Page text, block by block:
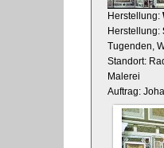
Herstellung:
Herstellung:
Tugenden,
Standort:
Malerei
Auftrag: